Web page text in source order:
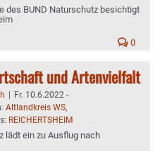
des BUND Naturschutz besichtigt
0
und Artenvielfalt
| Fr. 10.6.2022 -
Altlandkreis WS,
REICHERTSHEIM
lädt ein zu Ausflug nach